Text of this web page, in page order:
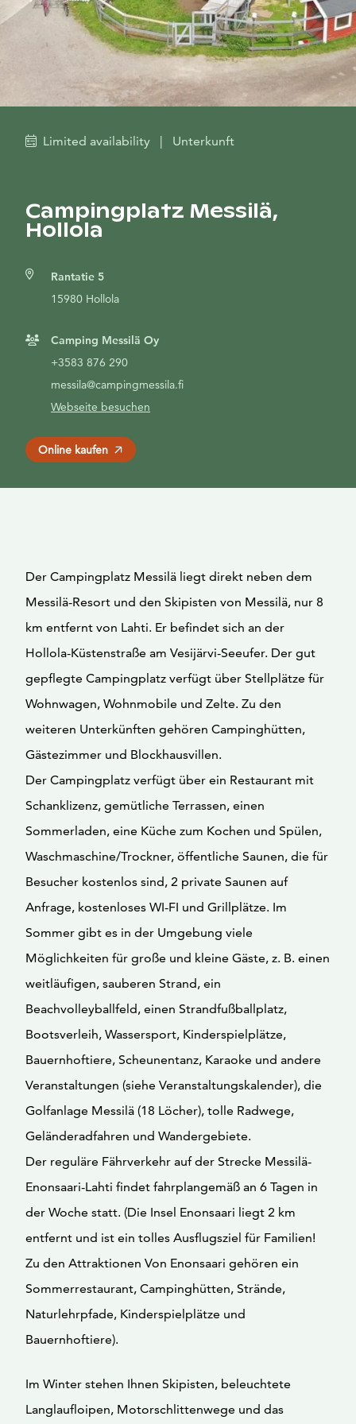
Limited availability | Unterkunft
Campingplatz Messilä,
Hollola
Rantatie 5
15980 Hollola
Camping Messilä Oy
+3583 876 290
messila@campingmessila.fi
Webseite besuchen
Online kaufen
Der Campingplatz Messilä liegt direkt neben dem
Messilä-Resort und den Skipisten von Messilä, nur 8
km entfernt von Lahti. Er befindet sich an der
Hollola-Küstenstraße am Vesijärvi-Seeufer. Der gut
gepflegte Campingplatz verfügt über Stellplätze für
Wohnwagen, Wohnmobile und Zelte. Zu den
weiteren Unterkünften gehören Campinghütten,
Gästezimmer und Blockhausvillen.
Der Campingplatz verfügt über ein Restaurant mit
Schanklizenz, gemütliche Terrassen, einen
Sommerladen, eine Küche zum Kochen und Spülen,
Waschmaschine/Trockner, öffentliche Saunen, die für
Besucher kostenlos sind, 2 private Saunen auf
Anfrage, kostenloses WI-FI und Grillplätze. Im
Sommer gibt es in der Umgebung viele
Möglichkeiten für große und kleine Gäste, z. B. einen
weitläufigen, sauberen Strand, ein
Beachvolleyballfeld, einen Strandfußballplatz,
Bootsverleih, Wassersport, Kinderspielplätze,
Bauernhoftiere, Scheunentanz, Karaoke und andere
Veranstaltungen (siehe Veranstaltungskalender), die
Golfanlage Messilä (18 Löcher), tolle Radwege,
Geländeradfahren und Wandergebiete.
Der reguläre Fährverkehr auf der Strecke Messilä-
Enonsaari-Lahti findet fahrplangemäß an 6 Tagen in
der Woche statt. (Die Insel Enonsaari liegt 2 km
entfernt und ist ein tolles Ausflugsziel für Familien!
Zu den Attraktionen Von Enonsaari gehören ein
Sommerrestaurant, Campinghütten, Strände,
Naturlehrpfade, Kinderspielplätze und
Bauernhoftiere).
Im Winter stehen Ihnen Skipisten, beleuchtete
Langlaufloipen, Motorschlittenwege und das